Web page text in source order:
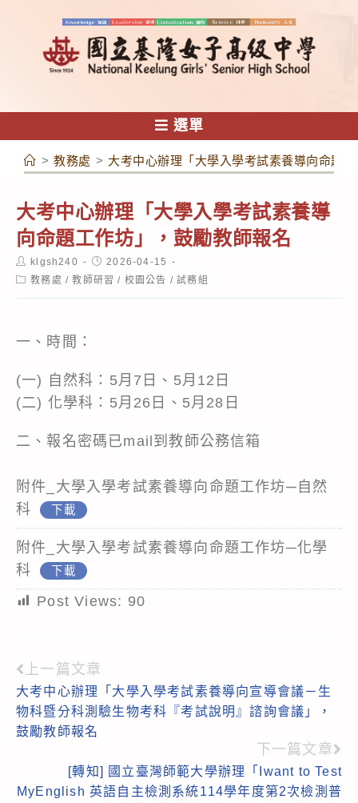
容
選單
> 教務處 > 大考中心辦理「大學入學考試素養導向命題
大考中心辦理「大學入學考試素養導
向命題工作坊」，鼓勵教師報名
Post
author:
klgsh240
Post
published:
2026-04-15
Post教務處 / 教師研習 / 校園公告 / 試務組
一、時間：
(一) 自然科：5月7日、5月12日
(二) 化學科：5月26日、5月28日
二、報名密碼已mail到教師公務信箱
附件_大學入學考試素養導向命題工作坊─自然
科
下載
附件_大學入學考試素養導向命題工作坊─化學
科
下載
Post Views: 90
Read
more
articles
上一篇文章
大考中心辦理「大學入學考試素養導向宣導會議－生
物科暨分科測驗生物考科『考試說明』諮詢會議」，
鼓勵教師報名
下一篇文章
[轉知] 國立臺灣師範大學辦理「Iwant to Test
MyEnglish 英語自主檢測系統114學年度第2次檢測普